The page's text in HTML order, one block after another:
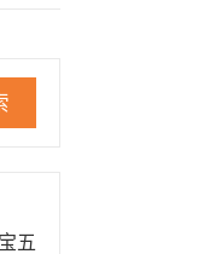
五